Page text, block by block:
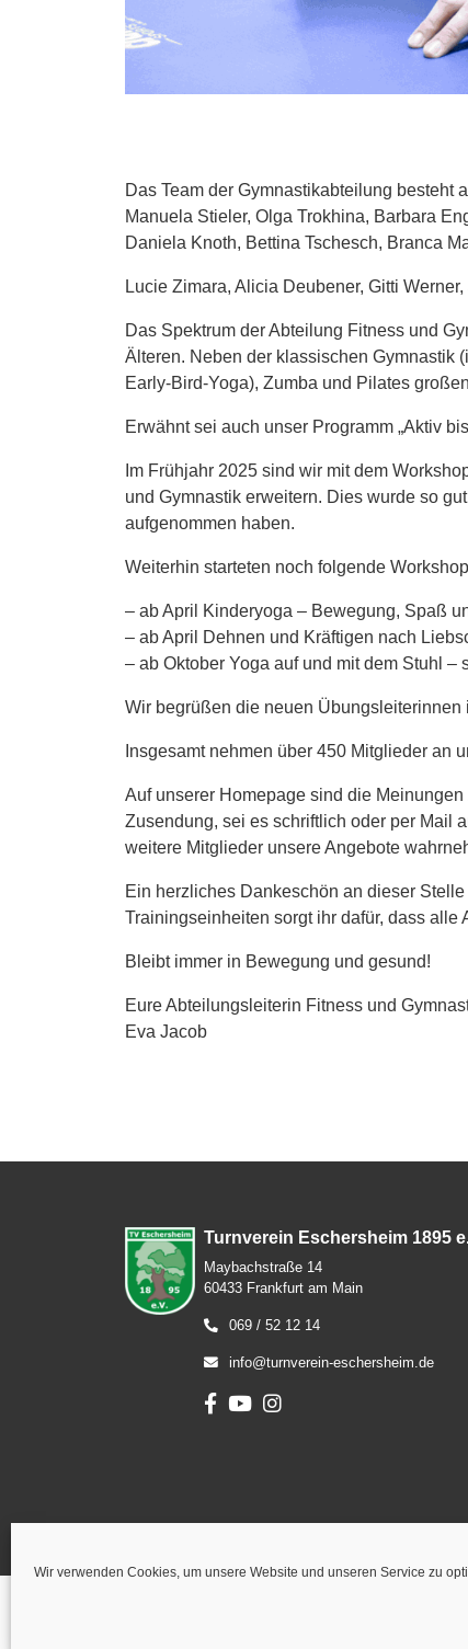
Wir verwenden Cookies, um unsere Website und unseren Service zu
Das Team der Gymnastikabteilung
Manuela Stieler, Olga Trokhina, Barbara
Daniela Knoth, Bettina Tschesch, Branca
Lucie Zimara, Alicia Deubener, Gitti
Das Spektrum der Abteilung Fitness und
Älteren. Neben der klassischen Gymnastik
Early-Bird-Yoga), Zumba und Pilates
Erwähnt sei auch unser Programm „Aktiv
Im Frühjahr 2025 sind wir mit dem
und Gymnastik erweitern. Dies wurde so
aufgenommen haben.
Weiterhin starteten noch folgende
– ab April Kinderyoga – Bewegung, Spaß
– ab April Dehnen und Kräftigen nach
– ab Oktober Yoga auf und mit dem Stuhl –
Wir begrüßen die neuen Übungsleiterinnen
Insgesamt nehmen über 450 Mitglieder an
Auf unserer Homepage sind die
Zusendung, sei es schriftlich oder per Mail
weitere Mitglieder unsere Angebote
Ein herzliches Dankeschön an dieser
Trainingseinheiten sorgt ihr dafür, dass
Bleibt immer in Bewegung und gesund!
Eure Abteilungsleiterin Fitness und
Eva Jacob
Turnverein Eschersheim 1895
Maybachstraße 14
60433 Frankfurt am Main
069 / 52 12 14
info@turnverein-eschersheim.de